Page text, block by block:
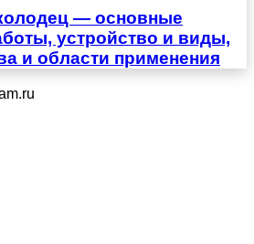
— основные
устройство и виды,
и области применения